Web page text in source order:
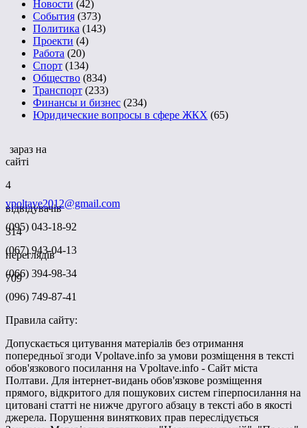
Новости (42)
События (373)
Политика (143)
Проекти (4)
Работа (20)
Спорт (134)
Общество (834)
Транспорт (233)
Финансы и бизнес (234)
Юридические вопросы в сфере ЖКХ (65)
зараз на
сайті
4
відвідувачів
314
переглядів
709
vpoltave2012@gmail.com
(095) 043-18-92
(067) 943-04-13
(066) 394-98-34
(096) 749-87-41
Правила сайту:
Допускається цитування матеріалів без отримання
попередньої згоди Vpoltave.info за умови розміщення в тексті
обов'язкового посилання на Vpoltave.info - Сайт міста
Полтави. Для інтернет-видань обов'язкове розміщення
прямого, відкритого для пошукових систем гіперпосилання на
цитовані статті не нижче другого абзацу в тексті або в якості
джерела. Порушення виняткових прав переслідується